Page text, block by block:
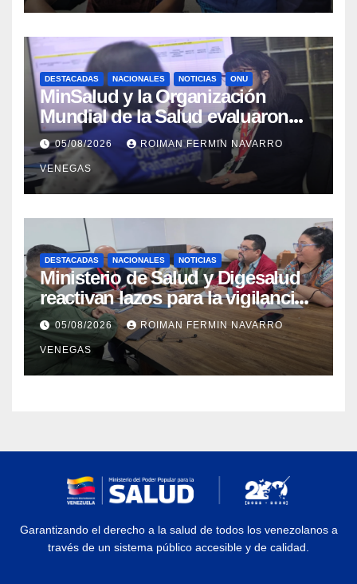
DESTACADAS NACIONALES NOTICIAS ONU
MinSalud y la Organización
Mundial de la Salud evaluaron
propuesta técnica integral en
materia de agua saneamiento e
higiene ante contingencia
sísmica
05/08/2026 ROIMAN FERMIN NAVARRO
VENEGAS
DESTACADAS NACIONALES NOTICIAS
Ministerio de Salud y Digesalud
reactivan lazos para la vigilancia
epidemiológica y el control de
enfermedades
05/08/2026 ROIMAN FERMIN NAVARRO
VENEGAS
Garantizando el derecho a la salud de todos los venezolanos a
través de un sistema público accesible y de calidad.